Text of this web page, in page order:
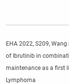
EHA 2022, S209,
of Ibrutinib in
maintenance as a first
Lymphoma